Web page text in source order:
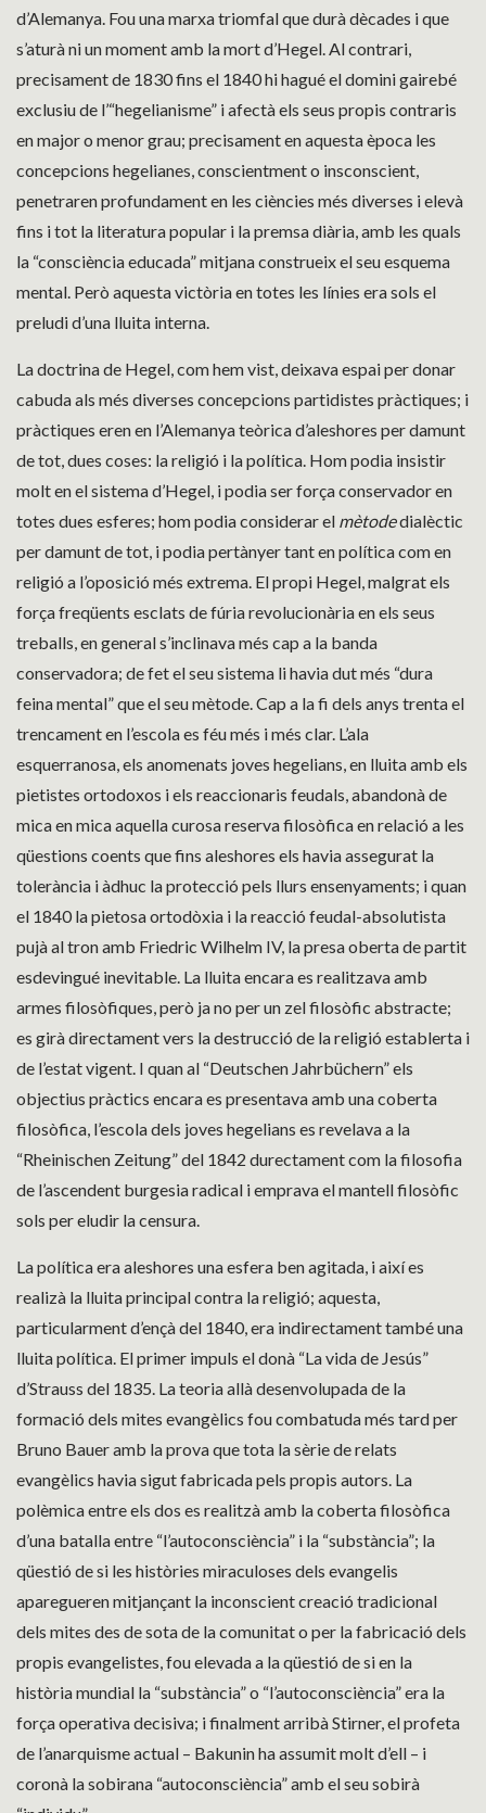
d’Alemanya. Fou una marxa triomfal que durà dècades i que
s’aturà ni un moment amb la mort d’Hegel. Al contrari,
precisament de 1830 fins el 1840 hi hagué el domini gairebé
exclusiu de l’“hegelianisme” i afectà els seus propis contraris
en major o menor grau; precisament en aquesta època les
concepcions hegelianes, conscientment o insconscient,
penetraren profundament en les ciències més diverses i elevà
fins i tot la literatura popular i la premsa diària, amb les quals
la “consciència educada” mitjana construeix el seu esquema
mental. Però aquesta victòria en totes les línies era sols el
preludi d’una lluita interna.
La doctrina de Hegel, com hem vist, deixava espai per donar
cabuda als més diverses concepcions partidistes pràctiques; i
pràctiques eren en l’Alemanya teòrica d’aleshores per damunt
de tot, dues coses: la religió i la política. Hom podia insistir
molt en el sistema d’Hegel, i podia ser força conservador en
totes dues esferes; hom podia considerar el mètodedialèctic
per damunt de tot, i podia pertànyer tant en política com en
religió a l’oposició més extrema. El propi Hegel, malgrat els
força freqüents esclats de fúria revolucionària en els seus
treballs, en general s’inclinava més cap a la banda
conservadora; de fet el seu sistema li havia dut més “dura
feina mental” que el seu mètode. Cap a la fi dels anys trenta el
trencament en l’escola es féu més i més clar. L’ala
esquerranosa, els anomenats joves hegelians, en lluita amb els
pietistes ortodoxos i els reaccionaris feudals, abandonà de
mica en mica aquella curosa reserva filosòfica en relació a les
qüestions coents que fins aleshores els havia assegurat la
tolerància i àdhuc la protecció pels llurs ensenyaments; i quan
el 1840 la pietosa ortodòxia i la reacció feudal-absolutista
pujà al tron amb Friedric Wilhelm IV, la presa oberta de partit
esdevingué inevitable. La lluita encara es realitzava amb
armes filosòfiques, però ja no per un zel filosòfic abstracte;
es girà directament vers la destrucció de la religió establerta i
de l’estat vigent. I quan al “Deutschen Jahrbüchern” els
objectius pràctics encara es presentava amb una coberta
filosòfica, l’escola dels joves hegelians es revelava a la
“Rheinischen Zeitung” del 1842 durectament com la filosofia
de l’ascendent burgesia radical i emprava el mantell filosòfic
sols per eludir la censura.
La política era aleshores una esfera ben agitada, i així es
realizà la lluita principal contra la religió; aquesta,
particularment d’ençà del 1840, era indirectament també una
lluita política. El primer impuls el donà “La vida de Jesús”
d’Strauss del 1835. La teoria allà desenvolupada de la
formació dels mites evangèlics fou combatuda més tard per
Bruno Bauer amb la prova que tota la sèrie de relats
evangèlics havia sigut fabricada pels propis autors. La
polèmica entre els dos es realitzà amb la coberta filosòfica
d’una batalla entre “l’autoconsciència” i la “substància”; la
qüestió de si les històries miraculoses dels evangelis
aparegueren mitjançant la inconscient creació tradicional
dels mites des de sota de la comunitat o per la fabricació dels
propis evangelistes, fou elevada a la qüestió de si en la
història mundial la “substància” o “l’autoconsciència” era la
força operativa decisiva; i finalment arribà Stirner, el profeta
de l’anarquisme actual – Bakunin ha assumit molt d’ell – i
coronà la sobirana “autoconsciència” amb el seu sobirà